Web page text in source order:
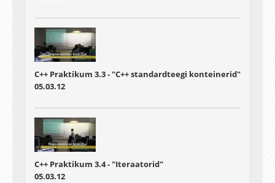
C++ Praktikum 3.3 - "C++ standardteegi konteinerid"
05.03.12
C++ Praktikum 3.4 - "Iteraatorid"
05.03.12